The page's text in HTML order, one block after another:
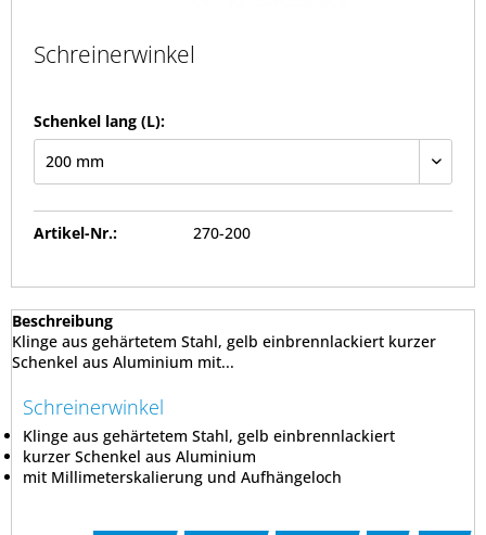
Schreinerwinkel
Schenkel lang (L):
Artikel-Nr.: 270-200
Beschreibung
Klinge aus gehärtetem Stahl, gelb einbrennlackiert kurzer
Schenkel aus Aluminium mit...
Schreinerwinkel
Klinge aus gehärtetem Stahl, gelb einbrennlackiert
kurzer Schenkel aus Aluminium
mit Millimeterskalierung und Aufhängeloch